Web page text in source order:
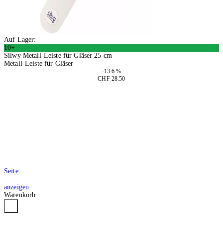
Auf Lager:
10+
Silwy Metall-Leiste für Gläser 25 cm
Metall-Leiste für Gläser
-13.6 %
CHF 28.50
Seite
anzeigen
Warenkorb